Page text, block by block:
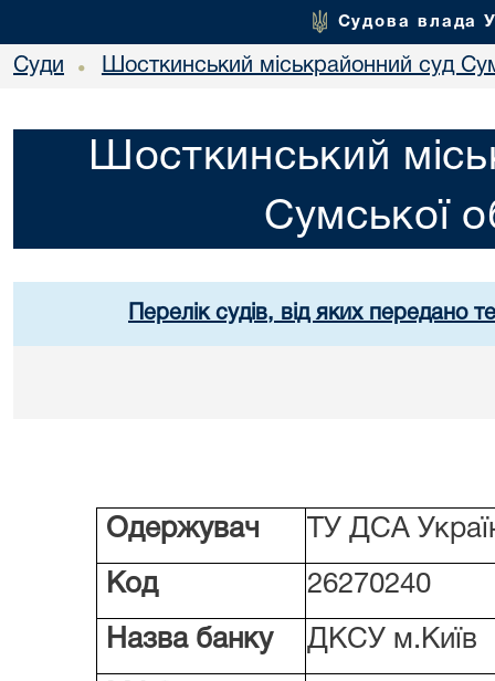
Судова влада
Суди • Шосткинський міськрайонний суд
Шосткинський
Сумської
Перелік судів, від яких передано
Одержувач ТУ ДСА
Код 26270240
Назва банку ДКСУ м.Київ